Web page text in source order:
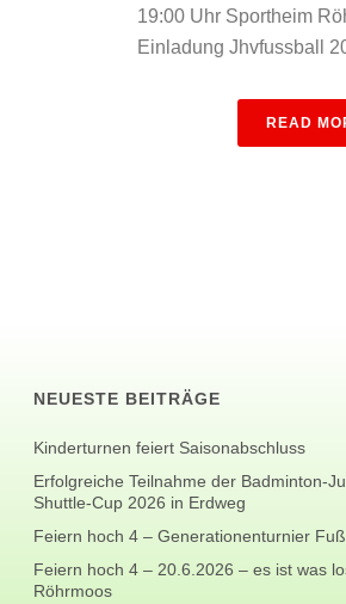
19:00 Uhr Sportheim
Einladung Jhvfussball
READ
NEUESTE BEITRÄGE
Kinderturnen feiert Saisonabschluss
Erfolgreiche Teilnahme der Badminton-
Shuttle-Cup 2026 in Erdweg
Feiern hoch 4 – Generationenturnier
Feiern hoch 4 – 20.6.2026 – es ist was
Röhrmoos